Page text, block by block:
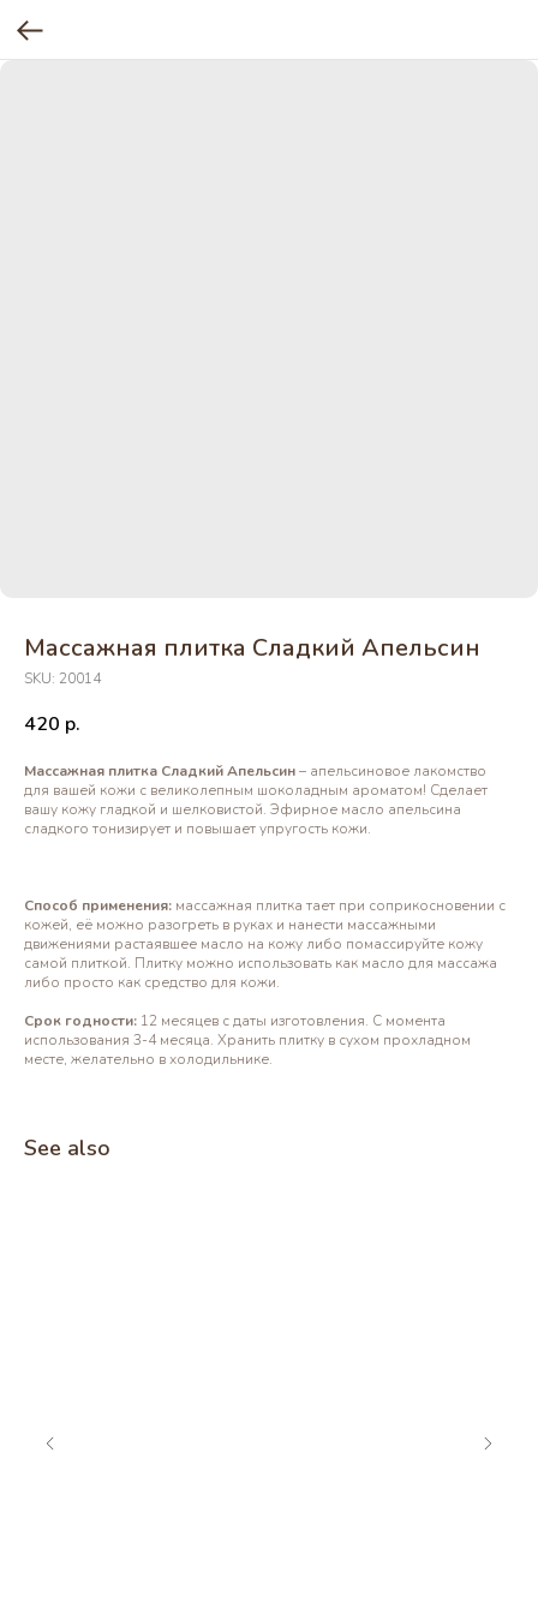
Массажная плитка Сладкий Апельсин
SKU: 20014
420 р.
Массажная плитка Сладкий Апельсин– апельсиновое лакомство
для вашей кожи с великолепным шоколадным ароматом! Сделает
вашу кожу гладкой и шелковистой. Эфирное масло апельсина
сладкого тонизирует и повышает упругость кожи.
Способ применения: массажная плитка тает при соприкосновении с
кожей, её можно разогреть в руках и нанести массажными
движениями растаявшее масло на кожу либо помассируйте кожу
самой плиткой. Плитку можно использовать как масло для массажа
либо просто как средство для кожи.
Срок годности: 12 месяцев с даты изготовления. С момента
использования 3-4 месяца. Хранить плитку в сухом прохладном
месте, желательно в холодильнике.
See also